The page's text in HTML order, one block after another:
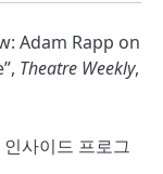
Adam Rapp on
Theatre Weekly,
사이드 프로그